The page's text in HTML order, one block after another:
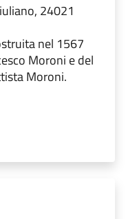
24021
nel 1567
Moroni e del
Moroni.